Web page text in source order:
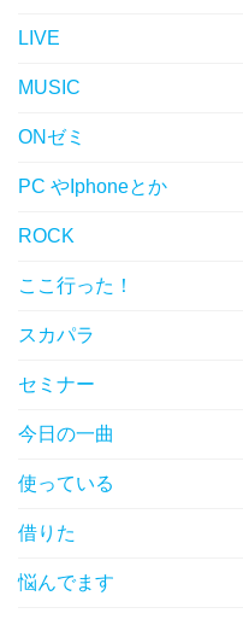
LIVE
MUSIC
ONゼミ
PC やIphoneとか
ROCK
ここ行った！
スカパラ
セミナー
今日の一曲
使っている
借りた
悩んでます